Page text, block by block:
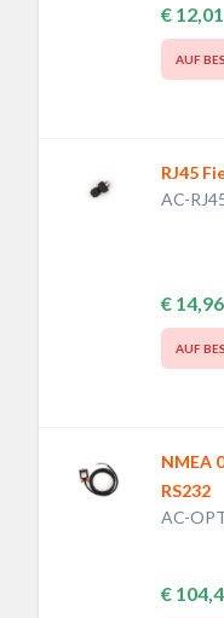
€ 12,01
AUF
RJ45
AC-
€ 14,96
AUF
NMEA
RS232
AC-
€